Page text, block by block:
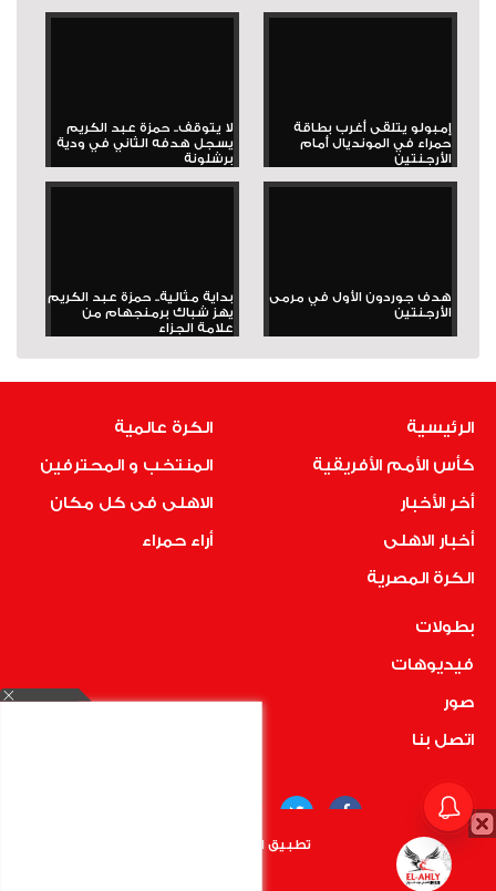
إمبولو يتلقى أغرب بطاقة
حمراء في المونديال أمام
الأرجنتين
لا يتوقف.. حمزة عبد الكريم
يسجل هدفه الثاني في ودية
برشلونة
هدف جوردون الأول في مرمى
الأرجنتين
بداية مثالية.. حمزة عبد الكريم
يهز شباك برمنجهام من
علامة الجزاء
الرئيسية
كأس الأمم الأفريقية
أخر الأخبار
أخبار الاهلى
الكرة المصرية
الكرة عالمية
المنتخب و المحترفين
الاهلى فى كل مكان
أراء حمراء
بطولات
فيديوهات
صور
اتصل بنا
COPYRIGHT © 2019 RedMedia | ALL RIGHTS RESERVED
تطبيق الأهلي.كوم متاح الأن